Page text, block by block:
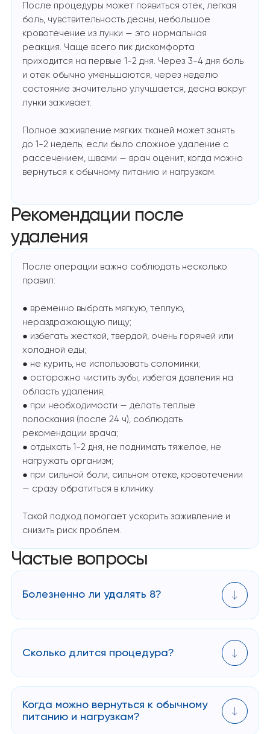
После процедуры может появиться отек, легкая
боль, чувствительность десны, небольшое
кровотечение из лунки — это нормальная
реакция. Чаще всего пик дискомфорта
приходится на первые 1-2 дня. Через 3-4 дня боль
и отек обычно уменьшаются, через неделю
состояние значительно улучшается, десна вокруг
лунки заживает.
Полное заживление мягких тканей может занять
до 1-2 недель; если было сложное удаление с
рассечением, швами — врач оценит, когда можно
вернуться к обычному питанию и нагрузкам.
Рекомендации после
удаления
После операции важно соблюдать несколько
правил:
● временно выбрать мягкую, теплую,
нераздражающую пищу;
● избегать жесткой, твердой, очень горячей или
холодной еды;
● не курить, не использовать соломинки;
● осторожно чистить зубы, избегая давления на
область удаления;
● при необходимости — делать теплые
полоскания (после 24 ч), соблюдать
рекомендации врача;
● отдыхать 1-2 дня, не поднимать тяжелое, не
нагружать организм;
● при сильной боли, сильном отеке, кровотечении
— сразу обратиться в клинику.
Такой подход помогает ускорить заживление и
снизить риск проблем.
Частые вопросы
Болезненно ли удалять 8?
ощущения, но они обычно проходят 2-4 дня.
Сколько длится процедура?
Когда можно вернуться к обычному
питанию и нагрузкам?